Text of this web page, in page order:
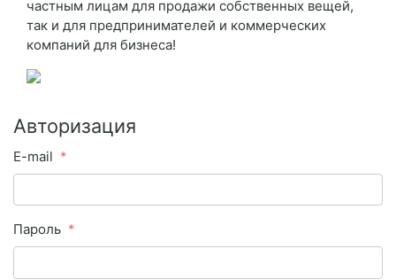
частным лицам для продажи собственных вещей,
так и для предпринимателей и коммерческих
компаний для бизнеса!
Авторизация
E-mail
Пароль